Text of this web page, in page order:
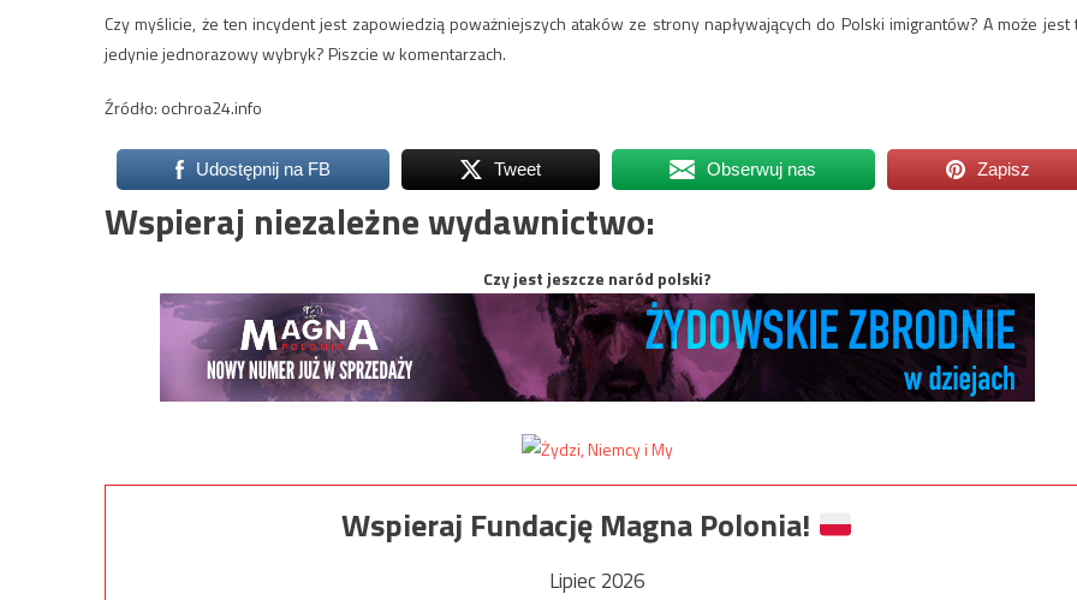
Czy myślicie, że ten incydent jest zapowiedzią poważniejszych ataków ze strony napływających do Polski imigrantów? A może jest
jedynie jednorazowy wybryk? Piszcie w komentarzach.
Źródło: ochroa24.info
Udostępnij na FB Tweet Obserwuj nas Zapisz
Wspieraj niezależne wydawnictwo:
Czy jest jeszcze naród polski?
Wspieraj Fundację Magna Polonia!
Lipiec 2026